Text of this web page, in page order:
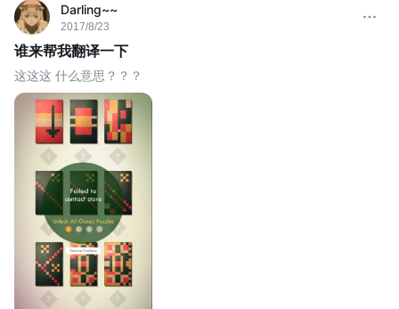
Darling~~
2017/8/23
谁来帮我翻译一下
这这这 什么意思？？？